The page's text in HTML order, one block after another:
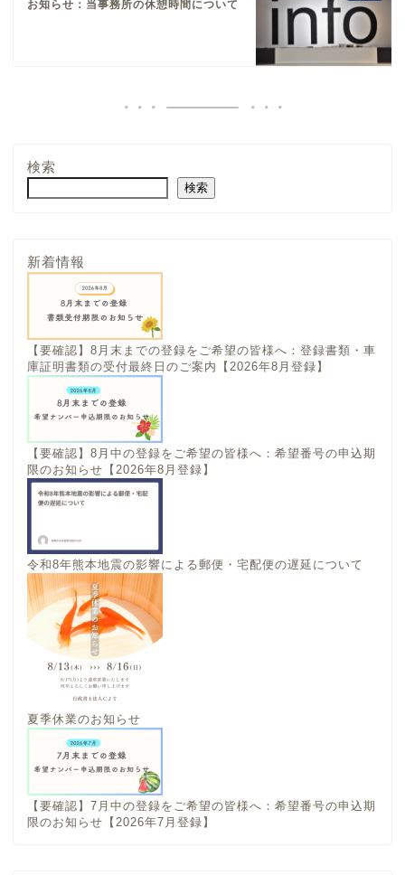
お知らせ：当事務所の休憩時間について
検索
検索
新着情報
【要確認】8月末までの登録をご希望の皆様へ：登録書類・車
庫証明書類の受付最終日のご案内【2026年8月登録】
【要確認】8月中の登録をご希望の皆様へ：希望番号の申込期
限のお知らせ【2026年8月登録】
令和8年熊本地震の影響による郵便・宅配便の遅延について
夏季休業のお知らせ
【要確認】7月中の登録をご希望の皆様へ：希望番号の申込期
限のお知らせ【2026年7月登録】